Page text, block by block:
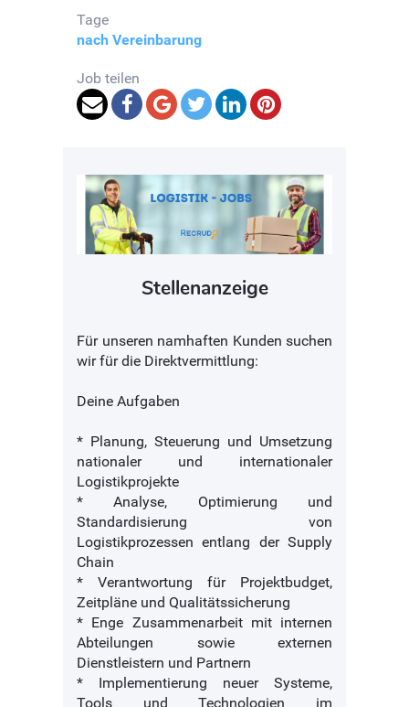
Tage
nach Vereinbarung
Job teilen
Stellenanzeige
Für unseren namhaften Kunden suchen
wir für die Direktvermittlung:
Deine Aufgaben
* Planung, Steuerung und Umsetzung
nationaler und internationaler
Logistikprojekte
* Analyse, Optimierung und
Standardisierung von
Logistikprozessen entlang der Supply
Chain
* Verantwortung für Projektbudget,
Zeitpläne und Qualitätssicherung
* Enge Zusammenarbeit mit internen
Abteilungen sowie externen
Dienstleistern und Partnern
* Implementierung neuer Systeme,
Tools und Technologien im